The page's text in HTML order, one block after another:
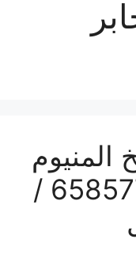
جابر العلي / 65857744 /